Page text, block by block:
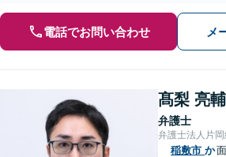
電話でお問い合わせ メ
髙梨 亮輔
弁護士
弁護士法人片
稲敷市 か